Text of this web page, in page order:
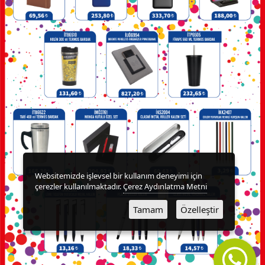
KALEMLİKLER
KARTVİZİTLİKLER
KİBRİTLER
KIRTASİYE
KÜP
BLOKNOTLAR
MAGNETLER
MAGSAFE
KARTLIK
Websitemizde işlevsel bir kullanım deneyimi için
çerezler kullanılmaktadır.Çerez Aydınlatma Metni
Tamam Özelleştir